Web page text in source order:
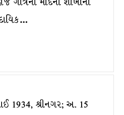
1934, શ્રીનગર; અ. 15